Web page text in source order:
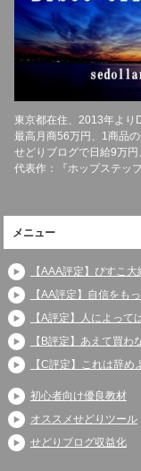
東京都在住、2013年より
最高月商56万円、1商品
せどりブログで日給9万
代表作：『ホップステッ
メニュー
【AAA評定】びすこ
【AA評定】自信をも
【A評定】人によっ
【B評定】あえて買
【C評定】これは辞
初心者向け優良教材
オススメせどりツール
せどりブログ収益化